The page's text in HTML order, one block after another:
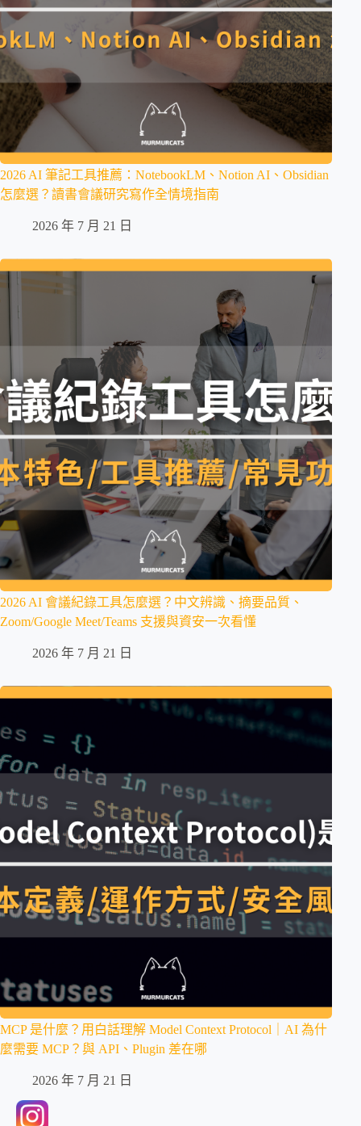
2026 AI 筆記工具推薦：NotebookLM、Notion AI、Obsidian
怎麼選？讀書會議研究寫作全情境指南
2026 年 7 月 21 日
2026 AI 會議紀錄工具怎麼選？中文辨識、摘要品質、
Zoom/Google Meet/Teams 支援與資安一次看懂
2026 年 7 月 21 日
MCP 是什麼？用白話理解 Model Context Protocol｜AI 為什
麼需要 MCP？與 API、Plugin 差在哪
2026 年 7 月 21 日